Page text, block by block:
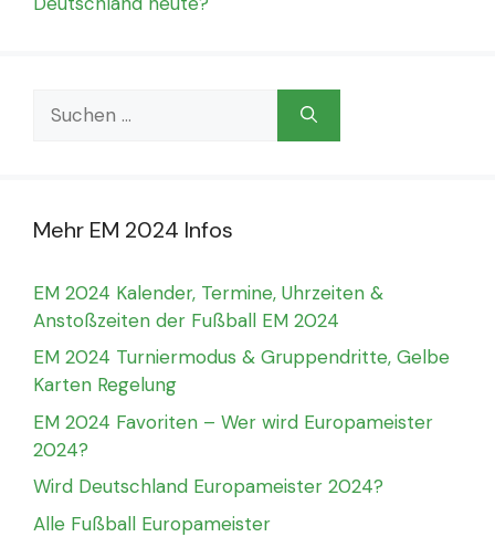
Suchen
nach:
Mehr EM 2024 Infos
EM 2024 Kalender, Termine, Uhrzeiten &
Anstoßzeiten der Fußball EM 2024
EM 2024 Turniermodus & Gruppendritte, Gelbe
Karten Regelung
EM 2024 Favoriten – Wer wird Europameister
2024?
Wird Deutschland Europameister 2024?
Alle Fußball Europameister